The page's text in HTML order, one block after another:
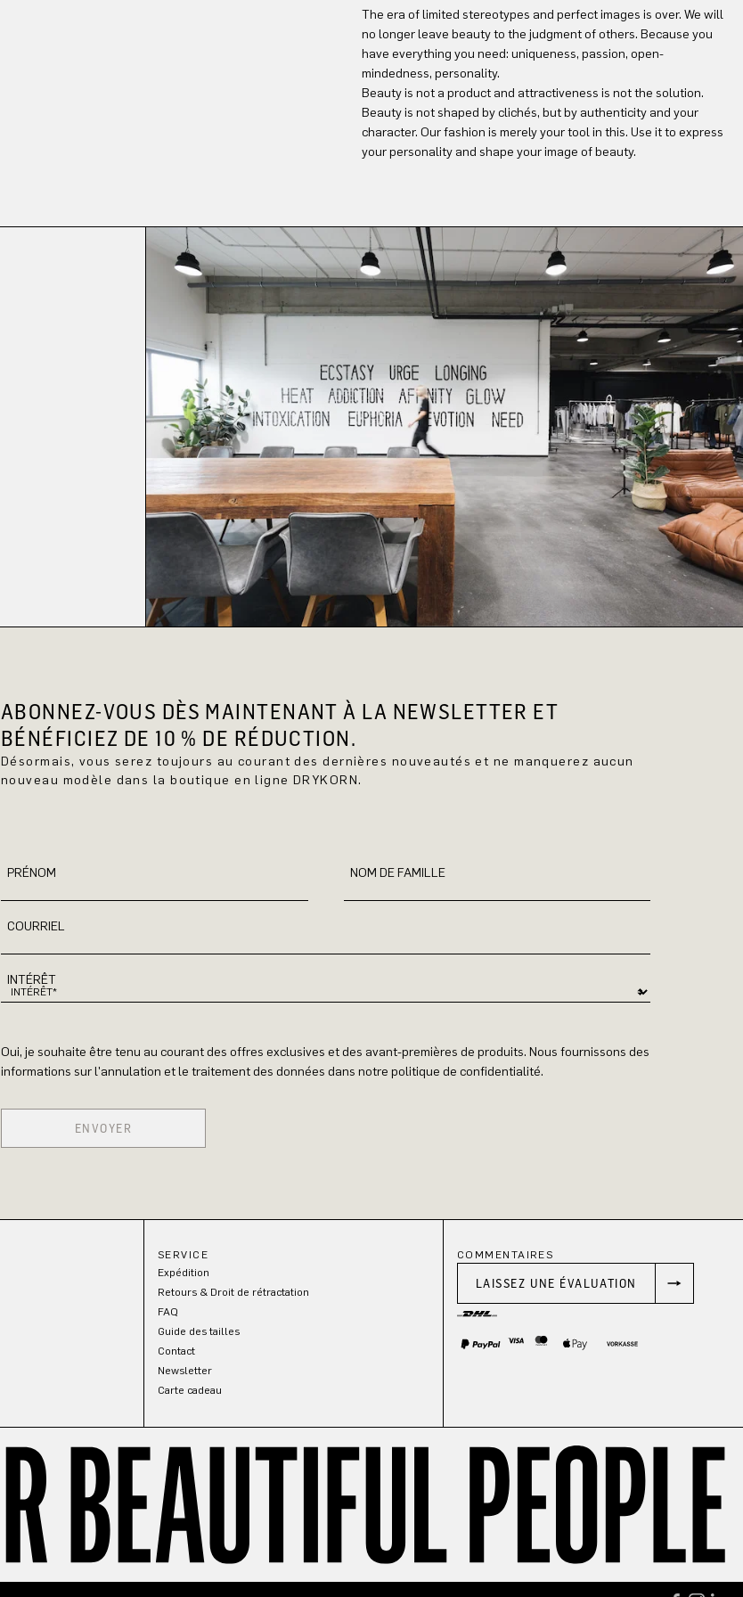
The era of limited stereotypes and perfect images is over. We will
no longer leave beauty to the judgment of others. Because you
have everything you need: uniqueness, passion, open-
mindedness, personality.
Beauty is not a product and attractiveness is not the solution.
Beauty is not shaped by clichés, but by authenticity and your
character. Our fashion is merely your tool in this. Use it to express
your personality and shape your image of beauty.
ABONNEZ-VOUS DÈS MAINTENANT À LA NEWSLETTER ET
BÉNÉFICIEZ DE 10 % DE RÉDUCTION.
Désormais, vous serez toujours au courant des dernières nouveautés et ne manquerez aucun
nouveau modèle dans la boutique en ligne DRYKORN.
PRÉNOM NOM DE FAMILLE
COURRIEL
INTÉRÊT
Oui, je souhaite être tenu au courant des offres exclusives et des avant-premières de produits. Nous fournissons des
informations sur l'annulation et le traitement des données dans notre politique de confidentialité.
ENVOYER
SERVICE
Expédition
Retours & Droit de rétractation
FAQ
Guide des tailles
Contact
Newsletter
Carte cadeau
COMMENTAIRES
LAISSEZ UNE ÉVALUATION